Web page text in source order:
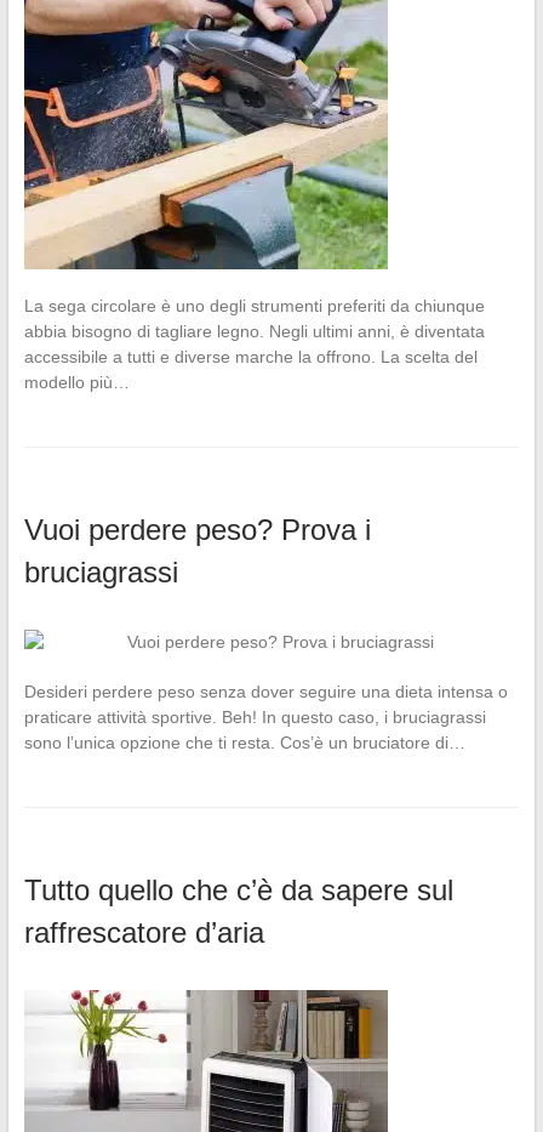
La sega circolare è uno degli strumenti preferiti da chiunque
abbia bisogno di tagliare legno. Negli ultimi anni, è diventata
accessibile a tutti e diverse marche la offrono. La scelta del
modello più…
Vuoi perdere peso? Prova i
bruciagrassi
Desideri perdere peso senza dover seguire una dieta intensa o
praticare attività sportive. Beh! In questo caso, i bruciagrassi
sono l’unica opzione che ti resta. Cos’è un bruciatore di…
Tutto quello che c’è da sapere sul
raffrescatore d’aria